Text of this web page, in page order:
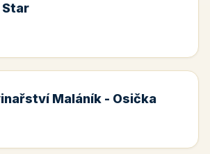
Star
Maláník - Osička